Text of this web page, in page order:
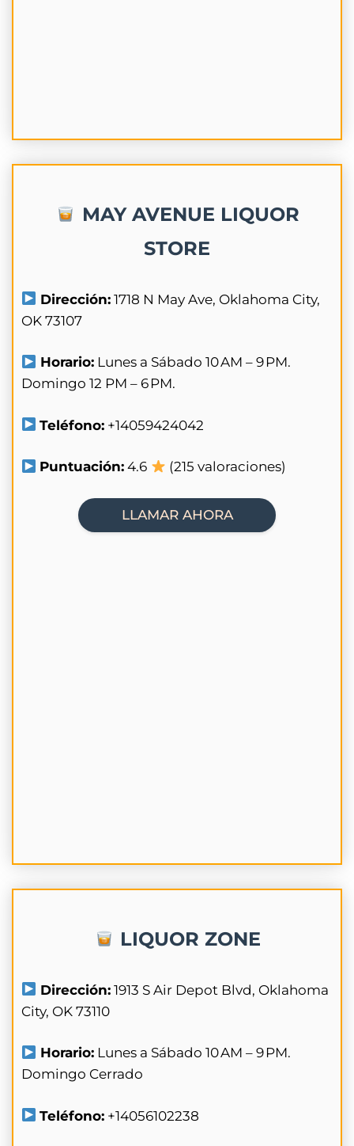
MAY AVENUE LIQUOR
STORE
Dirección: 1718 N May Ave, Oklahoma City,
OK 73107
Horario: Lunes a Sábado 10 AM – 9 PM.
Domingo 12 PM – 6 PM.
Teléfono: +14059424042
Puntuación: 4.6 (215 valoraciones)
LLAMAR AHORA
LIQUOR ZONE
Dirección: 1913 S Air Depot Blvd, Oklahoma
City, OK 73110
Horario: Lunes a Sábado 10 AM – 9 PM.
Domingo Cerrado
Teléfono: +14056102238